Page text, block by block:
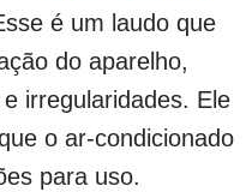
é um laudo que
do aparelho,
irregularidades. Ele
o ar-condicionado
para uso.